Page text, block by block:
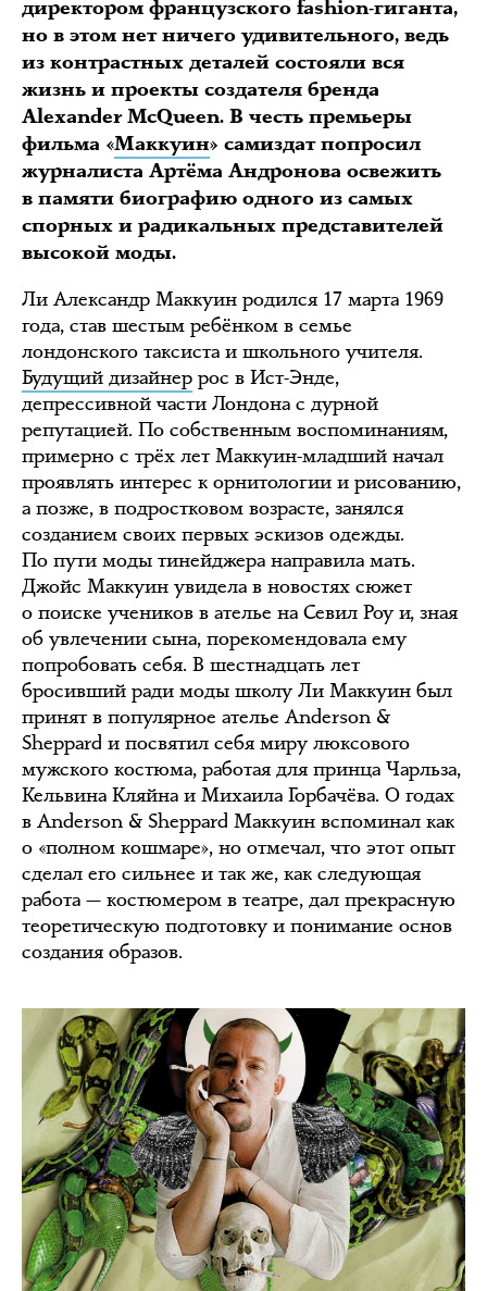
директором французского fashion-гиганта,
но в этом нет ничего удивительного, ведь
из контрастных деталей состояли вся
жизнь и проекты создателя бренда
Alexander McQueen. В честь премьеры
фильма «Маккуин» самиздат попросил
журналиста Артёма Андронова освежить
в памяти биографию одного из самых
спорных и радикальных представителей
высокой моды.
Ли Александр Маккуин родился 17 марта 1969
года, став шестым ребёнком в семье
лондонского таксиста и школьного учителя.
Будущий дизайнер рос в Ист-Энде,
депрессивной части Лондона с дурной
репутацией. По собственным воспоминаниям,
примерно с трёх лет Маккуин-младший начал
проявлять интерес к орнитологии и рисованию,
а позже, в подростковом возрасте, занялся
созданием своих первых эскизов одежды.
По пути моды тинейджера направила мать.
Джойс Маккуин увидела в новостях сюжет
о поиске учеников в ателье на Севил Роу и, зная
об увлечении сына, порекомендовала ему
попробовать себя. В шестнадцать лет
бросивший ради моды школу Ли Маккуин был
принят в популярное ателье Anderson &
Sheppard и посвятил себя миру люксового
мужского костюма, работая для принца Чарльза,
Кельвина Кляйна и Михаила Горбачёва. О годах
в Anderson & Sheppard Маккуин вспоминал как
о «полном кошмаре», но отмечал, что этот опыт
сделал его сильнее и так же, как следующая
работа — костюмером в театре, дал прекрасную
теоретическую подготовку и понимание основ
создания образов.